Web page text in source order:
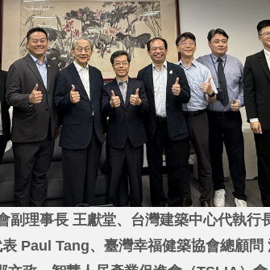
副理事長 王獻堂、台灣建築中心代執行
Paul Tang、臺灣幸福健築協會總顧問